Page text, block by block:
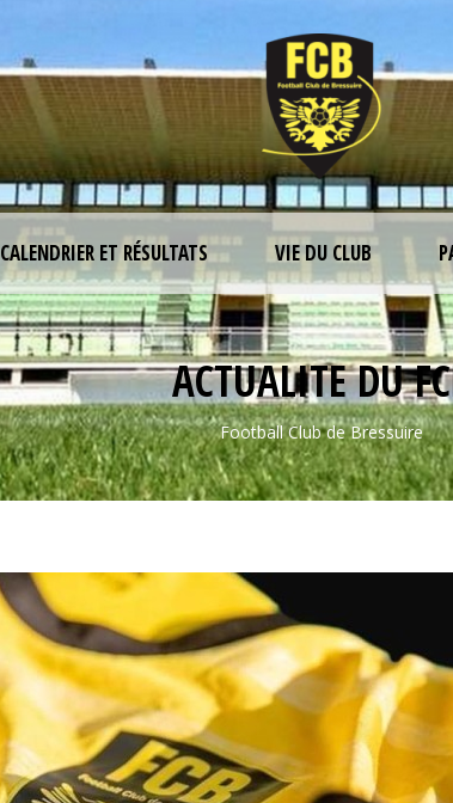
CALENDRIER ET RÉSULTATS VIE DU CLUB
ACTUALITE DU
Football Club de Bressuire